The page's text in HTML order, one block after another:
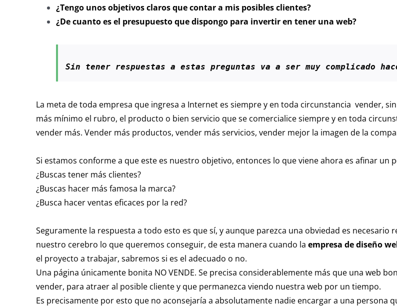
¿Tengo unos objetivos claros que contar a mis posibles clientes?
¿De cuanto es el presupuesto que dispongo para invertir en tener una web?
Sin tener respuestas a estas preguntas va a ser muy complicado
La meta de toda empresa que ingresa a Internet es siempre y en toda circunstancia vender,
más mínimo el rubro, el producto o bien servicio que se comercialice siempre y en toda
vender más. Vender más productos, vender más servicios, vender mejor la imagen de la
Si estamos conforme a que este es nuestro objetivo, entonces lo que viene ahora es afinar un
¿Buscas tener más clientes?
¿Buscas hacer más famosa la marca?
¿Busca hacer ventas eficaces por la red?
Seguramente la respuesta a todo esto es que sí, y aunque parezca una obviedad es necesario
nuestro cerebro lo que queremos conseguir, de esta manera cuando la empresa de diseño
el proyecto a trabajar, sabremos si es el adecuado o no.
Una página únicamente bonita NO VENDE. Se precisa considerablemente más que una web
vender, para atraer al posible cliente y que permanezca viendo nuestra web por un tiempo.
Es precisamente por esto que no aconsejaría a absolutamente nadie encargar a una persona